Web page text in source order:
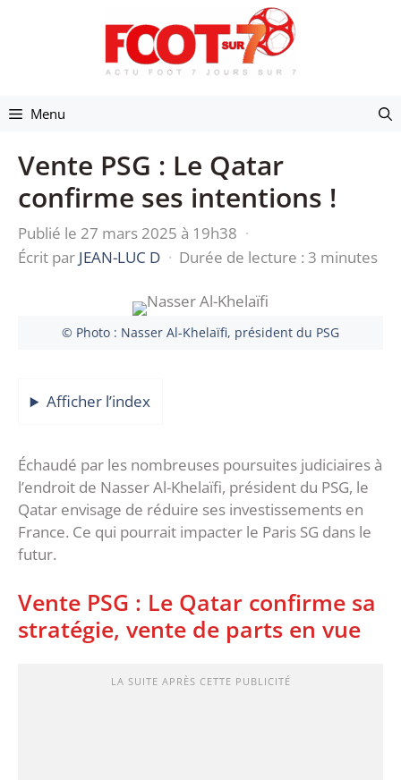
Menu
Vente PSG : Le Qatar
confirme ses intentions !
Publié le 27 mars 2025 à 19h38 ·
Écrit par JEAN-LUC D · Durée de lecture : 3 minutes
© Photo : Nasser Al-Khelaïfi, président du PSG
Afficher l’index
Échaudé par les nombreuses poursuites judiciaires à
l’endroit de Nasser Al-Khelaïfi, président du PSG, le
Qatar envisage de réduire ses investissements en
France. Ce qui pourrait impacter le Paris SG dans le
futur.
Vente PSG : Le Qatar confirme sa
stratégie, vente de parts en vue
LA SUITE APRÈS CETTE PUBLICITÉ